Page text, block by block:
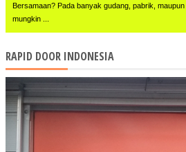
Bersamaan? Pada banyak gudang, pabrik,
mungkin ...
RAPID DOOR INDONESIA